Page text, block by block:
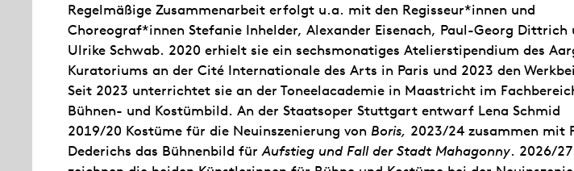
Regelmäßige Zusammenarbeit erfolgt u.a. mit den Regisseur*innen und
Choreograf*innen Stefanie Inhelder, Alexander Eisenach, Paul-Georg Dittrich
Ulrike Schwab. 2020 erhielt sie ein sechsmonatiges Atelierstipendium des
Kuratoriums an der Cité Internationale des Arts in Paris und 2023 den
Seit 2023 unterrichtet sie an der Toneelacademie in Maastricht im
Bühnen- und Kostümbild. An der Staatsoper Stuttgart entwarf Lena Schmid
2019/20 Kostüme für die Neuinszenierung von Boris, 2023/24 zusammen mit
Dederichs das Bühnenbild fürAufstieg und Fall der Stadt Mahagonny. 2026/27